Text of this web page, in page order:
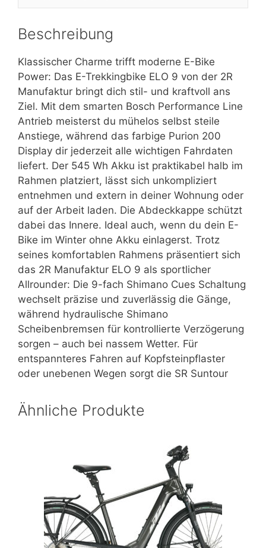
Beschreibung
Klassischer Charme trifft moderne E-Bike
Power: Das E-Trekkingbike ELO 9 von der 2R
Manufaktur bringt dich stil- und kraftvoll ans
Ziel. Mit dem smarten Bosch Performance Line
Antrieb meisterst du mühelos selbst steile
Anstiege, während das farbige Purion 200
Display dir jederzeit alle wichtigen Fahrdaten
liefert. Der 545 Wh Akku ist praktikabel halb im
Rahmen platziert, lässt sich unkompliziert
entnehmen und extern in deiner Wohnung oder
auf der Arbeit laden. Die Abdeckkappe schützt
dabei das Innere. Ideal auch, wenn du dein E-
Bike im Winter ohne Akku einlagerst. Trotz
seines komfortablen Rahmens präsentiert sich
das 2R Manufaktur ELO 9 als sportlicher
Allrounder: Die 9-fach Shimano Cues Schaltung
wechselt präzise und zuverlässig die Gänge,
während hydraulische Shimano
Scheibenbremsen für kontrollierte Verzögerung
sorgen – auch bei nassem Wetter. Für
entspannteres Fahren auf Kopfsteinpflaster
oder unebenen Wegen sorgt die SR Suntour
Ähnliche Produkte